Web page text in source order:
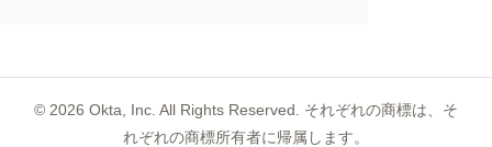
© 2026 Okta, Inc. All Rights Reserved. それぞれの商標は、そ
れぞれの商標所有者に帰属します。